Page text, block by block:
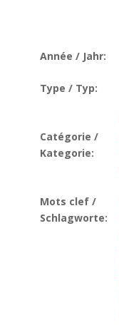
Année / Jahr:
Type / Typ:
Catégorie /
Kategorie:
Mots clef /
Schlagworte: